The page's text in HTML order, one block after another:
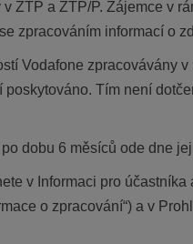
ZTP a ZTP/P. Zájemce v
zpracováním informací o
Vodafone zpracovávány
Tím není
dobu 6 měsíců ode dne
v Informaci pro
o zpracování“) a v